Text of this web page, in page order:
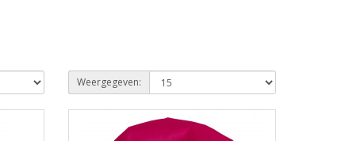
Weergegeven: